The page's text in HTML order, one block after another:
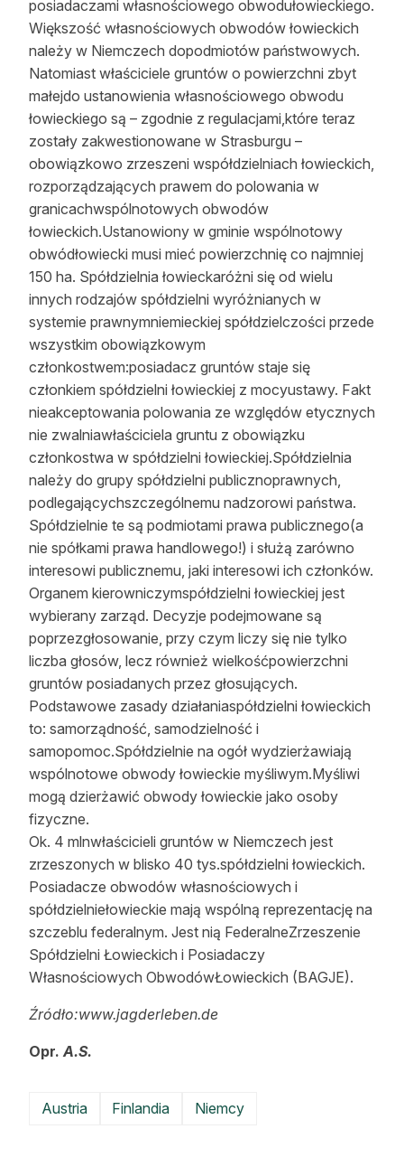
posiadaczami własnościowego obwodułowieckiego.
Większość własnościowych obwodów łowieckich
należy w Niemczech dopodmiotów państwowych.
Natomiast właściciele gruntów o powierzchni zbyt
małejdo ustanowienia własnościowego obwodu
łowieckiego są – zgodnie z regulacjami,które teraz
zostały zakwestionowane w Strasburgu –
obowiązkowo zrzeszeni współdzielniach łowieckich,
rozporządzających prawem do polowania w
granicachwspólnotowych obwodów
łowieckich.Ustanowiony w gminie wspólnotowy
obwódłowiecki musi mieć powierzchnię co najmniej
150 ha. Spółdzielnia łowieckaróżni się od wielu
innych rodzajów spółdzielni wyróżnianych w
systemie prawnymniemieckiej spółdzielczości przede
wszystkim obowiązkowym
członkostwem:posiadacz gruntów staje się
członkiem spółdzielni łowieckiej z mocyustawy. Fakt
nieakceptowania polowania ze względów etycznych
nie zwalniawłaściciela gruntu z obowiązku
członkostwa w spółdzielni łowieckiej.Spółdzielnia
należy do grupy spółdzielni publicznoprawnych,
podlegającychszczególnemu nadzorowi państwa.
Spółdzielnie te są podmiotami prawa publicznego(a
nie spółkami prawa handlowego!) i służą zarówno
interesowi publicznemu, jaki interesowi ich członków.
Organem kierowniczymspółdzielni łowieckiej jest
wybierany zarząd. Decyzje podejmowane są
poprzezgłosowanie, przy czym liczy się nie tylko
liczba głosów, lecz również wielkośćpowierzchni
gruntów posiadanych przez głosujących.
Podstawowe zasady działaniaspółdzielni łowieckich
to: samorządność, samodzielność i
samopomoc.Spółdzielnie na ogół wydzierżawiają
wspólnotowe obwody łowieckie myśliwym.Myśliwi
mogą dzierżawić obwody łowieckie jako osoby
fizyczne.
Ok. 4 mlnwłaścicieli gruntów w Niemczech jest
zrzeszonych w blisko 40 tys.spółdzielni łowieckich.
Posiadacze obwodów własnościowych i
spółdzielniełowieckie mają wspólną reprezentację na
szczeblu federalnym. Jest nią FederalneZrzeszenie
Spółdzielni Łowieckich i Posiadaczy
Własnościowych ObwodówŁowieckich (BAGJE).
Źródło:www.jagderleben.de
Opr. A.S.
Austria Finlandia Niemcy